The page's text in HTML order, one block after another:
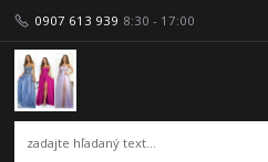
0907 613 939 8:30 - 17:00